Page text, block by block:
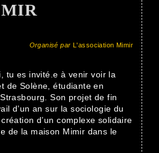
Organisé parL'association Mimir
tu es invité.e à venir voir la
de Solène, étudiante en
Son projet de fin
d’un an sur la sociologie du
d’un complexe solidaire
de la maison Mimir dans le